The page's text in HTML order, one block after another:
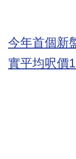
今年首個新
實平均呎價